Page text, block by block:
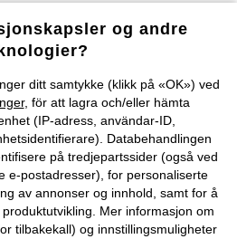
og andre
ditt samtykke (klikk på «OK») ved
, för att lagra och/eller hämta
(IP-adress, användar-ID,
Databehandlingen
på tredjepartssider (også ved
e-postadresser), for personaliserte
av annonser og innhold, samt for å
Mer informasjon om
tilbakekall) og innstillingsmuligheter